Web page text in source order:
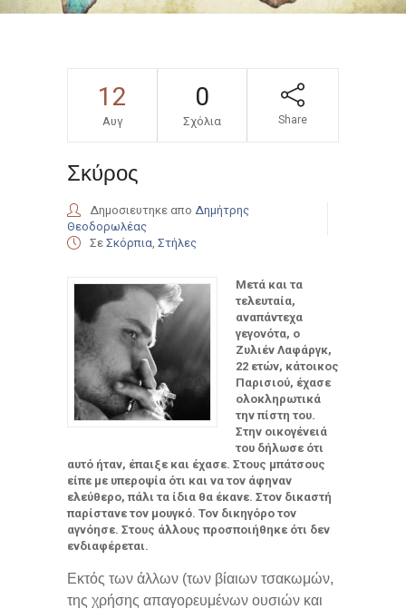
12
Αυγ
0
Σχόλια Share
Σκύρος
Δημοσιευτηκε απο Δημήτρης
Θεοδορωλέας
Σε Σκόρπια, Στήλες
Μετά και τα
τελευταία,
αναπάντεχα
γεγονότα, ο
Ζυλιέν Λαφάργκ,
22 ετών, κάτοικος
Παρισιού, έχασε
ολοκληρωτικά
την πίστη του.
Στην οικογένειά
του δήλωσε ότι
αυτό ήταν, έπαιξε και έχασε. Στους μπάτσους
είπε με υπεροψία ότι και να τον άφηναν
ελεύθερο, πάλι τα ίδια θα έκανε. Στον δικαστή
παρίστανε τον μουγκό. Τον δικηγόρο τον
αγνόησε. Στους άλλους προσποιήθηκε ότι δεν
ενδιαφέρεται.
Εκτός των άλλων (των βίαιων τσακωμών,
της χρήσης απαγορευμένων ουσιών και